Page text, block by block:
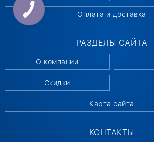
Оплата и доставка
РАЗДЕЛЫ САЙТА
О компании
Скидки
Карта сайта
КОНТАКТЫ